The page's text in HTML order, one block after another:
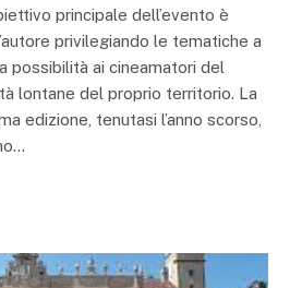
principale dell’evento è
privilegiando le tematiche a
possibilità ai cineamatori del
lontane del proprio territorio. La
edizione, tenutasi l’anno scorso,